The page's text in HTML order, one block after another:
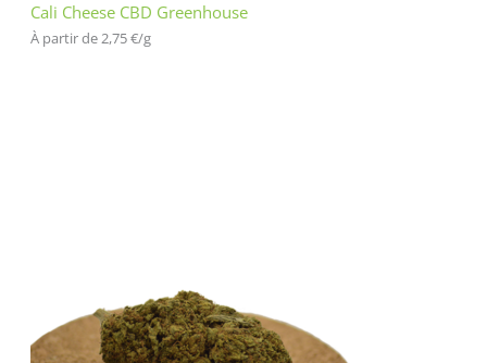
Cali Cheese CBD Greenhouse
À partir de 2,75€/g